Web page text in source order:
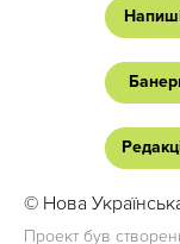
© Нова
Проект був